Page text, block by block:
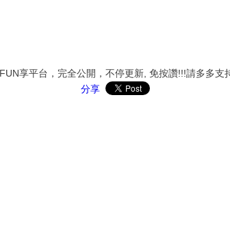
享平台，完全公開，不停更新, 免按讚!!!請多多支
分享